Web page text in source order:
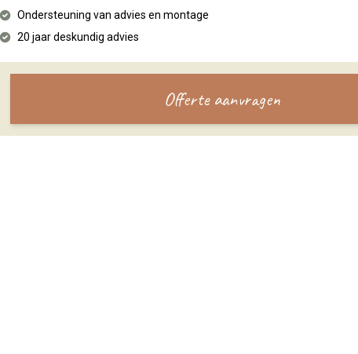
Ondersteuning van advies en montage
20 jaar deskundig advies
Offerte aanvragen